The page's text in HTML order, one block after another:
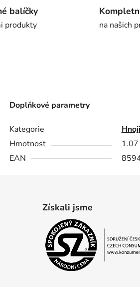
balíčky
produkty na našich
Doplňkové parametry
Kategorie
Hmotnost
EAN
Získali jsme